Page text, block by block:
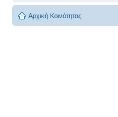
Αρχική Κοινότητας